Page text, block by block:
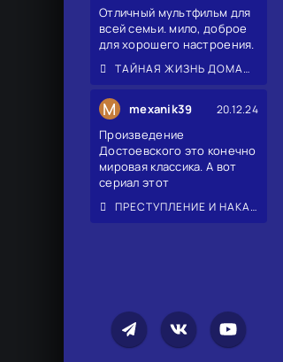
Отличный мультфильм для
всей семьи. мило, доброе
для хорошего настроения.
ТАЙНАЯ ЖИЗНЬ ДОМАШНИХ ЖИВОТНЫХ 2
M mexanik39 20.12.24
Произведение
Достоевского это конечно
мировая классика. А вот
сериал этот
ПРЕСТУПЛЕНИЕ И НАКАЗАНИЕ